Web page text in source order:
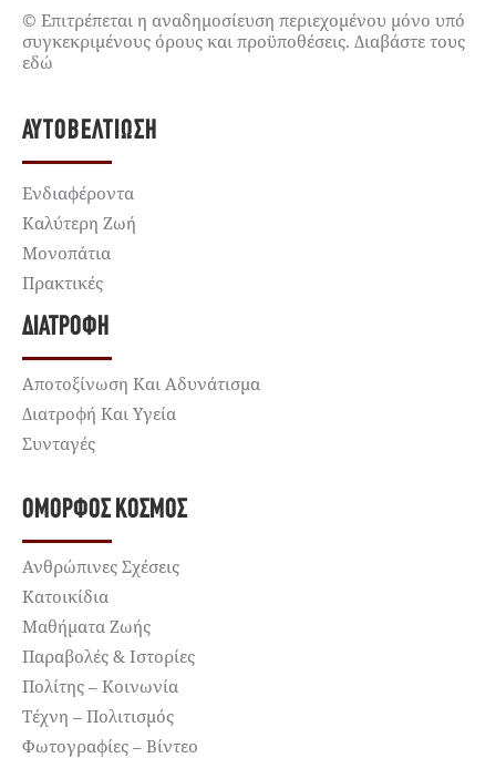
© Επιτρέπεται η αναδημοσίευση περιεχομένου μόνο υπό
συγκεκριμένους όρους και προϋποθέσεις. Διαβάστε τους
εδώ
ΑΥΤΟΒΕΛΤΊΩΣΗ
Ενδιαφέροντα
Καλύτερη Ζωή
Μονοπάτια
Πρακτικές
ΔΙΑΤΡΟΦΉ
Αποτοξίνωση Και Αδυνάτισμα
Διατροφή Και Υγεία
Συνταγές
ΌΜΟΡΦΟΣ ΚΌΣΜΟΣ
Ανθρώπινες Σχέσεις
Κατοικίδια
Μαθήματα Ζωής
Παραβολές & Ιστορίες
Πολίτης – Κοινωνία
Τέχνη – Πολιτισμός
Φωτογραφίες – Βίντεο